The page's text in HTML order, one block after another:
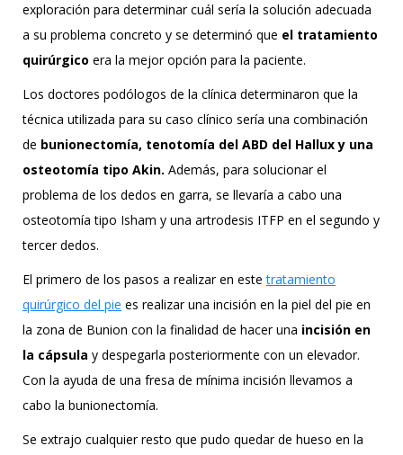
exploración para determinar cuál sería la solución adecuada
a su problema concreto y se determinó que el tratamiento
quirúrgico era la mejor opción para la paciente.
Los doctores podólogos de la clínica determinaron que la
técnica utilizada para su caso clínico sería una combinación
de bunionectomía, tenotomía del ABD del Hallux y una
osteotomía tipo Akin. Además, para solucionar el
problema de los dedos en garra, se llevaría a cabo una
osteotomía tipo Isham y una artrodesis ITFP en el segundo y
tercer dedos.
El primero de los pasos a realizar en estetratamiento
quirúrgico del pie es realizar una incisión en la piel del pie en
la zona de Bunion con la finalidad de hacer una incisión en
la cápsula y despegarla posteriormente con un elevador.
Con la ayuda de una fresa de mínima incisión llevamos a
cabo la bunionectomía.
Se extrajo cualquier resto que pudo quedar de hueso en la